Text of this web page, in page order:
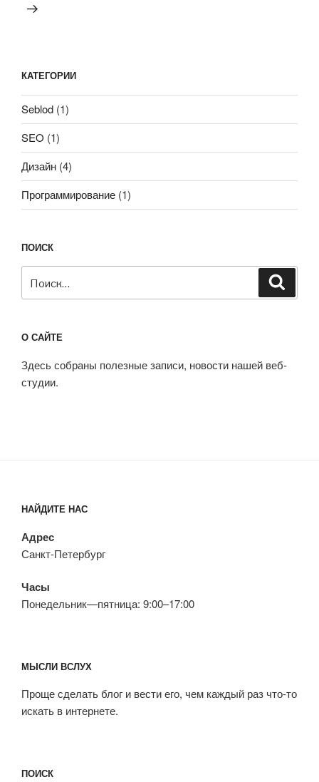
КАТЕГОРИИ
Seblod (1)
SEO (1)
Дизайн (4)
Программирование (1)
ПОИСК
О САЙТЕ
Здесь собраны полезные записи, новости нашей веб-
студии.
НАЙДИТЕ НАС
Адрес
Санкт-Петербург
Часы
Понедельник—пятница: 9:00–17:00
МЫСЛИ ВСЛУХ
Проще сделать блог и вести его, чем каждый раз что-то
искать в интернете.
ПОИСК